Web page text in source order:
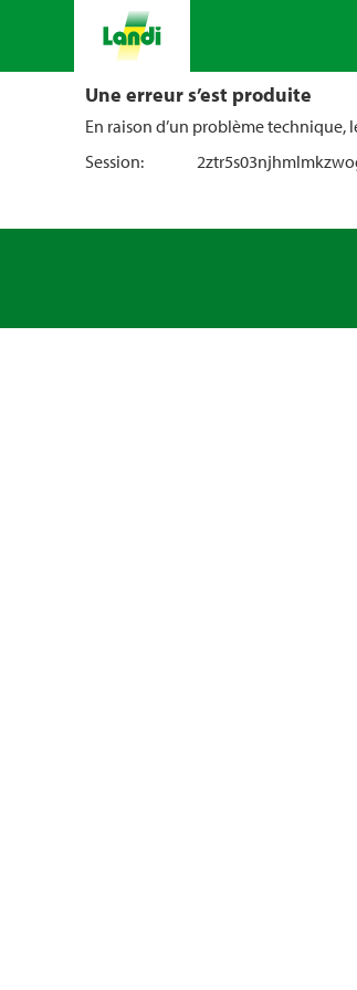
Une erreur s’est produite
En raison d’un problème technique,
Session: